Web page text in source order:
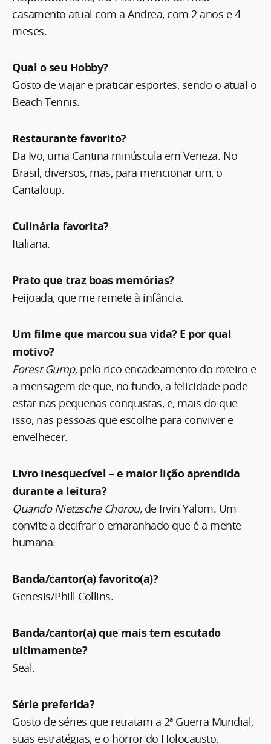
casamento atual com a Andrea, com 2 anos e 4
meses.
Qual o seu Hobby?
Gosto de viajar e praticar esportes, sendo o atual o
Beach Tennis.
Restaurante favorito?
Da Ivo, uma Cantina minúscula em Veneza. No
Brasil, diversos, mas, para mencionar um, o
Cantaloup.
Culinária favorita?
Italiana.
Prato que traz boas memórias?
Feijoada, que me remete à infância.
Um filme que marcou sua vida? E por qual
motivo?
Forest Gump,pelo rico encadeamento do roteiro e
a mensagem de que, no fundo, a felicidade pode
estar nas pequenas conquistas, e, mais do que
isso, nas pessoas que escolhe para conviver e
envelhecer.
Livro inesquecível – e maior lição aprendida
durante a leitura?
Quando Nietzsche Chorou,de Irvin Yalom. Um
convite a decifrar o emaranhado que é a mente
humana.
Banda/cantor(a) favorito(a)?
Genesis/Phill Collins.
Banda/cantor(a) que mais tem escutado
ultimamente?
Seal.
Série preferida?
Gosto de séries que retratam a 2ª Guerra Mundial,
suas estratégias, e o horror do Holocausto.